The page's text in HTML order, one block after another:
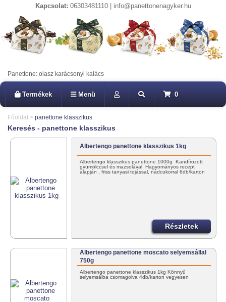
Kapcsolat: 06303481110 | info@panettonenagyker.hu
Panettone: olasz karácsonyi kalács
Termékek Menü 0
Főoldal > panettone klasszikus
Keresés - panettone klasszikus
Albertengo panettone klasszikus 1kg
Albertengo klasszikus panettone 1000g Kandírozott
gyümölccsel és mazsolával Hagyományos recept
alapján , friss tanyasi tojással, nádcukorral 6db/karton
Részletek
Albertengo panettone moscato selyemsállal
750g
Albertengo panettone klasszikus 1kg Könnyű
selyemsálba csomagolva 4db/karton vegyesen